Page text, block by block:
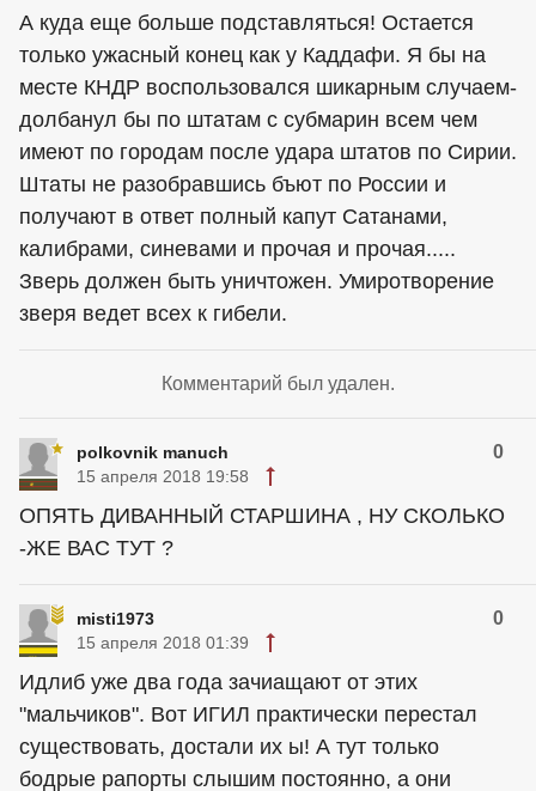
А куда еще больше подставляться! Остается
только ужасный конец как у Каддафи. Я бы на
месте КНДР воспользовался шикарным случаем-
долбанул бы по штатам с субмарин всем чем
имеют по городам после удара штатов по Сирии.
Штаты не разобравшись бъют по России и
получают в ответ полный капут Сатанами,
калибрами, синевами и прочая и прочая.....
Зверь должен быть уничтожен. Умиротворение
зверя ведет всех к гибели.
Комментарий был удален.
polkovnik manuch 0
15 апреля 2018 19:58
ОПЯТЬ ДИВАННЫЙ СТАРШИНА , НУ СКОЛЬКО
-ЖЕ ВАС ТУТ ?
misti1973 0
15 апреля 2018 01:39
Идлиб уже два года зачиащают от этих
"мальчиков". Вот ИГИЛ практически перестал
существовать, достали их ы! А тут только
бодрые рапорты слышим постоянно, а они